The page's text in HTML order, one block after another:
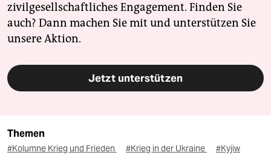
zivilgesellschaftliches Engagement. Finden Sie
auch? Dann machen Sie mit und unterstützen Sie
unsere Aktion.
Jetzt unterstützen
Themen
#Kolumne Krieg und Frieden #Krieg in der Ukraine
#Kyjiw